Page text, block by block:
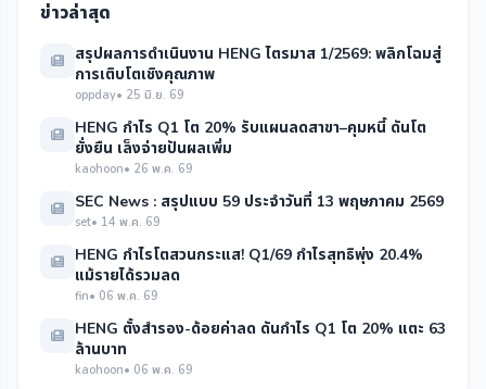
ข่าวล่าสุด
สรุปผลการดำเนินงาน HENG ไตรมาส 1/2569: พลิกโฉมสู่
การเติบโตเชิงคุณภาพ
oppday• 25 มิ.ย. 69
HENG กำไร Q1 โต 20% รับแผนลดสาขา–คุมหนี้ ดันโต
ยั่งยืน เล็งจ่ายปันผลเพิ่ม
kaohoon• 26 พ.ค. 69
SEC News : สรุปแบบ 59 ประจำวันที่ 13 พฤษภาคม 2569
set• 14 พ.ค. 69
HENG กำไรโตสวนกระแส! Q1/69 กำไรสุทธิพุ่ง 20.4%
แม้รายได้รวมลด
fin• 06 พ.ค. 69
HENG ตั้งสำรอง-ด้อยค่าลด ดันกำไร Q1 โต 20% แตะ 63
ล้านบาท
kaohoon• 06 พ.ค. 69